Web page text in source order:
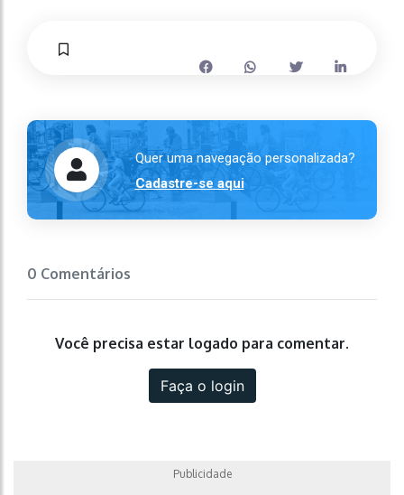
Quer uma navegação personalizada?
Cadastre-se aqui
0 Comentários
Você precisa estar logado para comentar.
Faça o login
Publicidade